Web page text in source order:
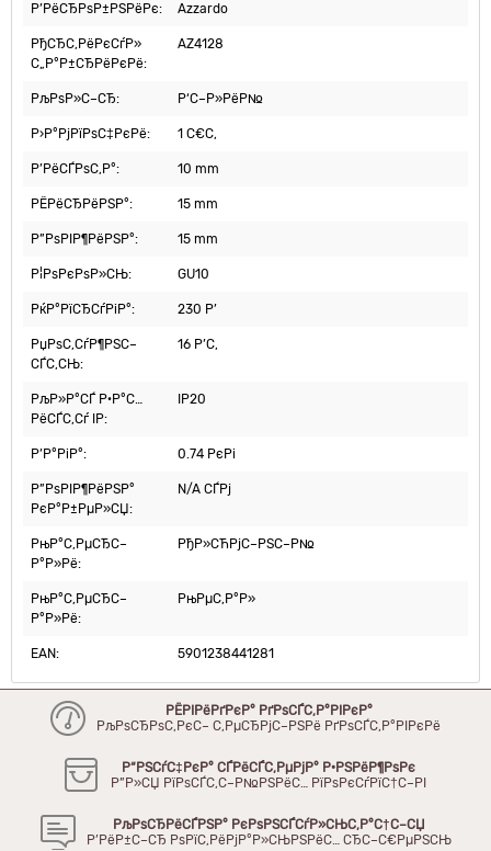
Р’РёСЂРѕР±РЅРёРє: Azzardo
РђСЂС‚РёРєСѓР»
С„Р°Р±СЂРёРєРё:
AZ4128
РљРѕР»С–СЂ: Р‘С–Р»РёР№
Р›Р°РјРїРѕС‡РєРё: 1 С€С‚
Р’РёСЃРѕС‚Р°: 10 mm
РЁРёСЂРёРЅР°: 15 mm
Р”РѕРІР¶РёРЅР°: 15 mm
Р¦РѕРєРѕР»СЊ: GU10
РќР°РїСЂСѓРіР°: 230 Р’
РџРѕС‚СѓР¶РЅС–
СЃС‚СЊ:
16 Р’С‚
РљР»Р°СЃ Р·Р°С…
РёСЃС‚Сѓ IP:
IP20
Р’Р°РіР°: 0.74 РєРі
Р”РѕРІР¶РёРЅР°
РєР°Р±РµР»СЏ:
N/A СЃРј
РњР°С‚РµСЂС–
Р°Р»Рё:
РђР»СЋРјС–РЅС–Р№
РњР°С‚РµСЂС–
Р°Р»Рё:
РњРµС‚Р°Р»
EAN: 5901238441281
РЁРІРёРґРєР° РґРѕСЃС‚Р°РІРєР°
РљРѕСЂРѕС‚РєС– С‚РµСЂРјС–РЅРё РґРѕСЃС‚Р°РІРєРё
Р“РЅСѓС‡РєР° СЃРёСЃС‚РµРјР° Р·РЅРёР¶РѕРє
Р”Р»СЏ РїРѕСЃС‚С–Р№РЅРёС… РїРѕРєСѓРїС†С–РІ
РљРѕСЂРёСЃРЅР° РєРѕРЅСЃСѓР»СЊС‚Р°С†С–СЏ
Р’РёР±С–СЂ РѕРїС‚РёРјР°Р»СЊРЅРёС… СЂС–С€РµРЅСЊ